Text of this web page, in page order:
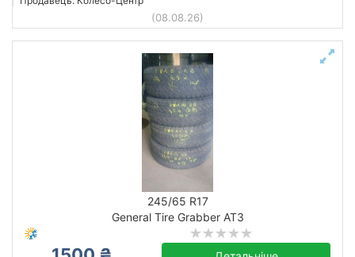
(08.08.26)
245/65 R17
General Tire Grabber AT3